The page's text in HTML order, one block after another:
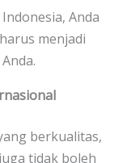
Anda
menjadi
berkualitas,
tidak boleh